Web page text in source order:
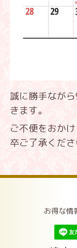
誠に勝手なが
きます。
ご不便をおか
卒ご了承くだ
お得な情